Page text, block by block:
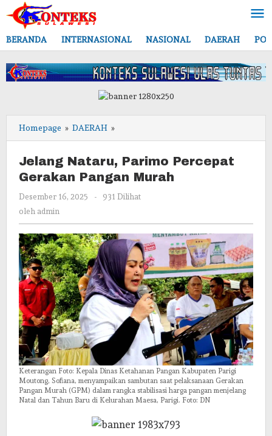
Lewati
ke
konten
BERANDA
INTERNASIONAL NASIONAL DAERAH
Homepage » DAERAH »
Nataru,
Percepat
Gerakan
Jelang Nataru, Parimo Percepat
Gerakan Pangan Murah
Desember 16, 2025
oleh
-
931 Dilihat
oleh admin
Keterangan Foto: Kepala Dinas Ketahanan Pangan Kabupaten Parigi
Moutong, Sofiana, menyampaikan sambutan saat pelaksanaan Gerakan
Pangan Murah (GPM) dalam rangka stabilisasi harga pangan menjelang
Natal dan Tahun Baru di Kelurahan Maesa, Parigi. Foto: DN